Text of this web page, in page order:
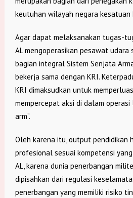
keutuhan wilayah negara kesatuan
Agar dapat melaksanakan tugas-
AL mengoperasikan pesawat
bagian integral Sistem Senjata
bekerja sama dengan KRI.
KRI dimaksudkan untuk
mempercepat aksi di dalam
arm”.
Oleh karena itu, output pendidikan
profesional sesuai kompetensi
AL, karena dunia penerbangan
dipisahkan dari regulasi
penerbangan yang memiliki risiko